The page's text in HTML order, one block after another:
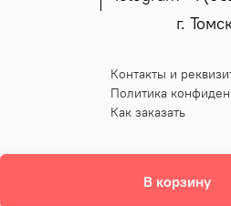
В корзину
г.
Контакты и
Политика
Как заказать